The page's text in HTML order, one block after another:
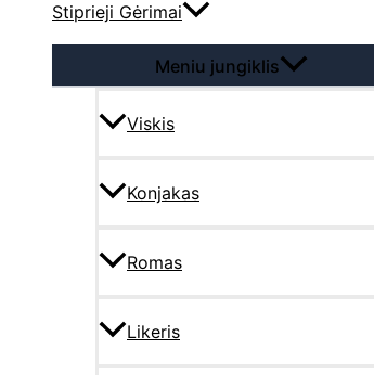
Stiprieji Gėrimai
Meniu jungiklis
Viskis
Konjakas
Romas
Likeris